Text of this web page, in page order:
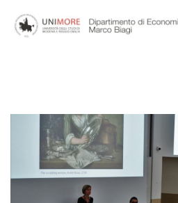
contenuto